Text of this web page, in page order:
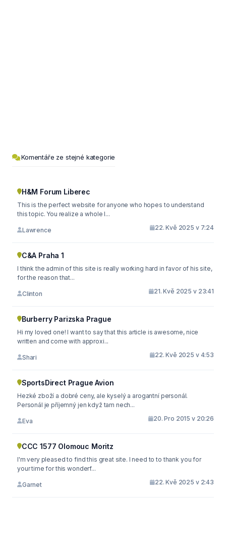
Komentáře ze stejné kategorie
H&M Forum Liberec
This is the perfect website for anyone who hopes to understand
this topic. You realize a whole l...
Lawrence 22. Kvě 2025 v 7:24
C&A Praha 1
I think the admin of this site is really working hard in favor of his site,
for the reason that...
Clinton 21. Kvě 2025 v 23:41
Burberry Parizska Prague
Hi my loved one! I want to say that this article is awesome, nice
written and come with approxi...
Shari 22. Kvě 2025 v 4:53
SportsDirect Prague Avion
Hezké zboží a dobré ceny, ale kyselý a arogantní personál.
Personál je příjemný jen když tam nech...
Eva 20. Pro 2015 v 20:26
CCC 1577 Olomouc Moritz
I'm very pleased to find this great site. I need to to thank you for
your time for this wonderf...
Garnet 22. Kvě 2025 v 2:43